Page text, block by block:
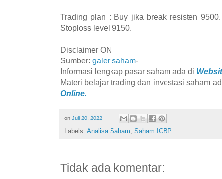
Trading plan : Buy jika break resisten
Stoploss level 9150.
Disclaimer ON
Sumber: galerisaham-
Informasi lengkap pasar saham ada di
Materi belajar trading dan investasi saham
Online.
on Juli 20, 2022
Labels: Analisa Saham, Saham ICBP
Tidak ada komentar: